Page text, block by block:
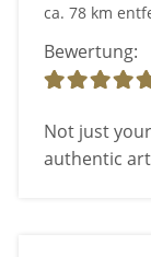
ca. 78 km
Bewertung:
Not just
authentic